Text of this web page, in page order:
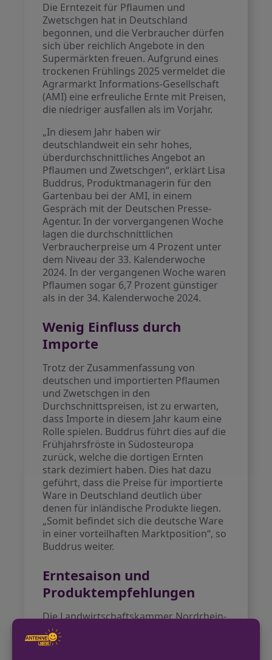
Die Erntezeit für Pflaumen und
Zwetschgen hat in Deutschland
begonnen, und die Verbraucher dürfen
sich über reichlich Angebote in den
Supermärkten freuen. Aufgrund eines
trockenen Frühlings 2025 vermeldet die
Agrarmarkt Informations-Gesellschaft
(AMI) eine erfreuliche Ernte mit Preisen,
die niedriger ausfallen als im Vorjahr.
„In diesem Jahr haben wir
deutschlandweit ein sehr hohes,
überdurchschnittliches Angebot an
Pflaumen und Zwetschgen“, erklärt Lisa
Buddrus, Produktmanagerin für den
Gartenbau bei der AMI, in einem
Gespräch mit der Deutschen Presse-
Agentur. In der vorvergangenen Woche
lagen die durchschnittlichen
Verbraucherpreise um 4 Prozent unter
dem Niveau der 33. Kalenderwoche
2024. In der vergangenen Woche waren
Pflaumen sogar 6,7 Prozent günstiger
als in der 34. Kalenderwoche 2024.
Wenig Einfluss durch
Importe
Trotz der Zusammenfassung von
deutschen und importierten Pflaumen
und Zwetschgen in den
Durchschnittspreisen, ist zu erwarten,
dass Importe in diesem Jahr kaum eine
Rolle spielen. Buddrus führt dies auf die
Frühjahrsfröste in Südosteuropa
zurück, welche die dortigen Ernten
stark dezimiert haben. Dies hat dazu
geführt, dass die Preise für importierte
Ware in Deutschland deutlich über
denen für inländische Produkte liegen.
„Somit befindet sich die deutsche Ware
in einer vorteilhaften Marktposition“, so
Buddrus weiter.
Erntesaison und
Produktempfehlungen
Die Landwirtschaftskammer Nordrhein-
Westfalen informiert, dass die
Zwetschge im Vergleich zur klassischen